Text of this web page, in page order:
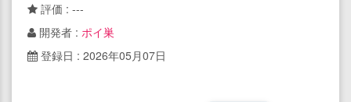
評価 : ---
開発者 : ポイ巣
登録日 : 2026年05月07日